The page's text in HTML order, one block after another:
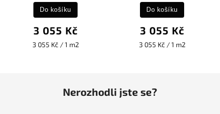
3 055 Kč
3 055 Kč / 1 m2
Do košíku
3 055 Kč
3 055 Kč / 1 m2
Do košíku
Nerozhodli jste se?